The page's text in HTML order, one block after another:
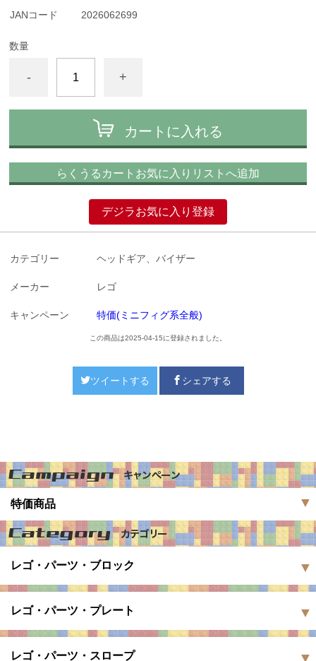
JANコード 2026062699
数量
- +
カートに入れる
らくうるカートお気に入りリストへ追加
デジラお気に入り登録
カテゴリー ヘッドギア、バイザー
メーカー レゴ
キャンペーン 特価(ミニフィグ系全般)
この商品は2025-04-15に登録されました。
ツイートする シェアする
特価商品
レゴ・パーツ・ブロック
レゴ・パーツ・プレート
レゴ・パーツ・スロープ